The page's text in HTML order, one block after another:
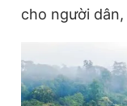
Đọc Thanh Niên
cho người